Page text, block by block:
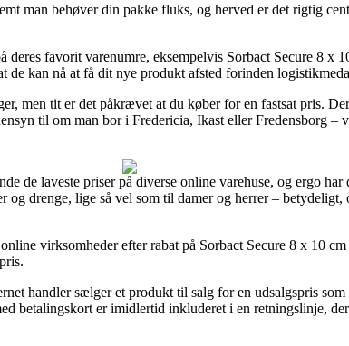
man behøver din pakke fluks, og herved er det rigtig
favorit varenumre, eksempelvis Sorbact Secure 8 x
kan nå at få dit nye produkt afsted forinden
men tit er det påkrævet at du køber for en fastsat pris.
til om man bor i Fredericia, Ikast eller Fredensborg
de laveste priser på diverse online varehuse, og ergo
drenge, lige så vel som til damer og herrer –
virksomheder efter rabat på Sorbact Secure 8 x 10
handler sælger et produkt til salg for en udsalgspris
betalingskort er imidlertid inkluderet i en retningslinje,